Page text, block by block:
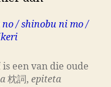
/ shinobu ni mo /
is een van die oude
枕詞, epiteta